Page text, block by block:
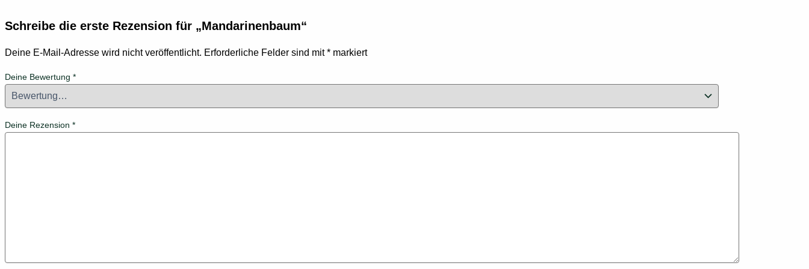
Schreibe die erste Rezension für „Mandarinenbaum“
Deine E-Mail-Adresse wird nicht veröffentlicht. Erforderliche Felder sind mit* markiert
Deine Bewertung *
Deine Rezension *